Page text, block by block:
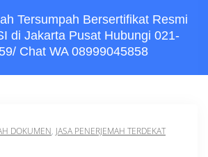
Tersumpah Bersertifikat Resmi
di Jakarta Pusat Hubungi 021-
Chat WA 08999045858
DOKUMEN, JASA PENERJEMAH TERDEKAT